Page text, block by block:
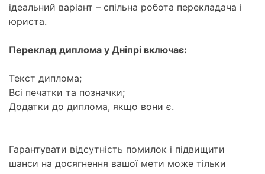
ідеальний варіант – спільна робота перекладача і
юриста.
Переклад диплома у Дніпрі включає:
Текст диплома;
Всі печатки та позначки;
Додатки до диплома, якщо вони є.
Гарантувати відсутність помилок і підвищити
шанси на досягнення вашої мети може тільки